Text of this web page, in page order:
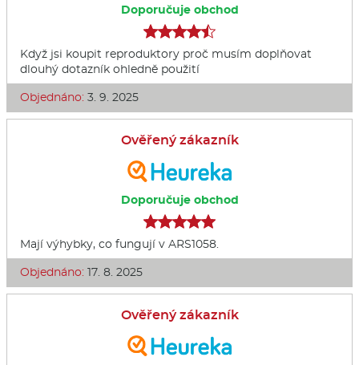
Doporučuje obchod
Když jsi koupit reproduktory proč musím doplňovat
dlouhý dotazník ohledně použití
Objednáno: 3. 9. 2025
Ověřený zákazník
Doporučuje obchod
Mají výhybky, co fungují v ARS1058.
Objednáno: 17. 8. 2025
Ověřený zákazník